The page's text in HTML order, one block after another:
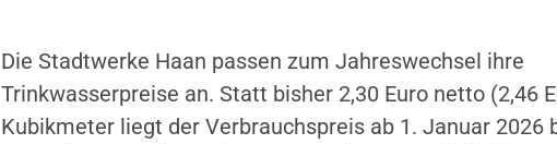
Die Stadtwerke Haan passen zum Jahreswechsel ihre
Trinkwasserpreise an. Statt bisher 2,30 Euro netto (2,46
Kubikmeter liegt der Verbrauchspreis ab 1. Januar 2026